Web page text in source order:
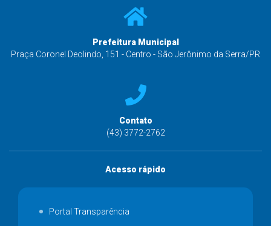
Prefeitura Municipal
Praça Coronel Deolindo, 151 - Centro - São Jerônimo da Serra/PR
Contato
(43) 3772-2762
Acesso rápido
Portal Transparência